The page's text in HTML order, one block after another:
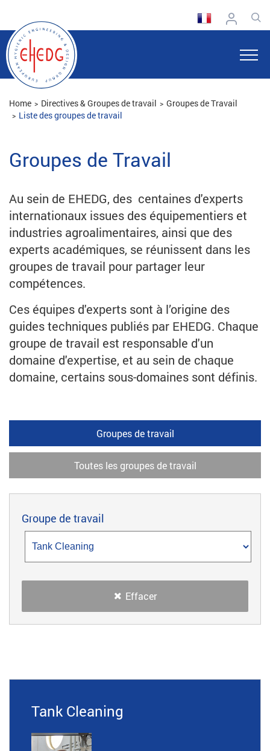
Home Directives & Groupes de travail
Groupes de Travail
Liste des groupes de travail
Groupes de Travail
Au sein de EHEDG, des centaines d'experts
internationaux issues des équipementiers et
industries agroalimentaires, ainsi que des
experts académiques, se réunissent dans les
groupes de travail pour partager leur
compétences.
Ces équipes d'experts sont à l’origine des
guides techniques publiés par EHEDG. Chaque
groupe de travail est responsable d'un
domaine d'expertise, et au sein de chaque
domaine, certains sous-domaines sont définis.
Groupes de travail
Toutes les groupes de travail
Groupe de travail
Effacer
Tank Cleaning